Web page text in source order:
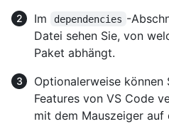
Im
dependencies -
Datei sehen Sie, von
Paket abhängt.
Optionalerweise können
Features von VS Code
mit dem Mauszeiger auf